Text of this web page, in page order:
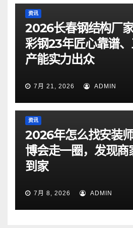
资讯
2026长春钢结构厂
彩钢23年匠心靠谱
产能实力出众
7月 21, 2026 ADMIN
资讯
2026年怎么找安装
博会走一圈，发现商
到家
7月 8, 2026 ADMIN